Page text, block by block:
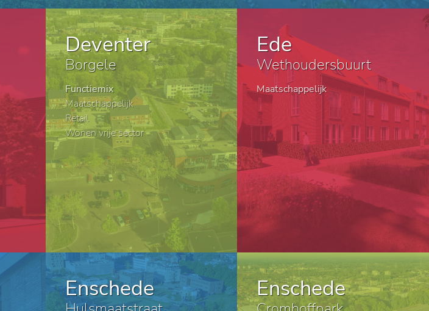
Deventer
Borgele
Functiemix
Maatschappelijk
Retail
Wonen vrije sector
Ede
Wethoudersbuurt
Maatschappelijk
Enschede Enschede